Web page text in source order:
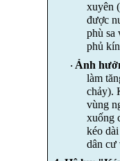
xuyên
được
phù sa
phủ
· Ảnh
làm
chảy).
vùng
xuống
kéo
dân cư